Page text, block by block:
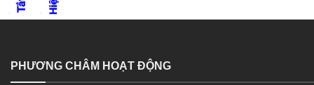
PHƯƠNG CHÂM HOẠT ĐỘNG